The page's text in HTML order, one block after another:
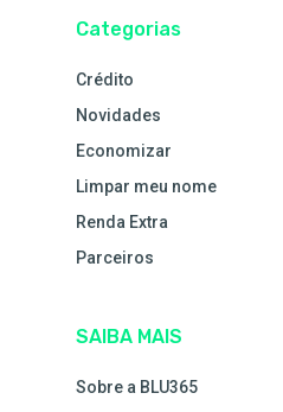
Categorias
Crédito
Novidades
Economizar
Limpar meu nome
Renda Extra
Parceiros
SAIBA MAIS
Sobre a BLU365